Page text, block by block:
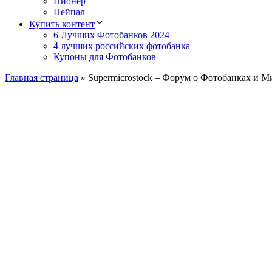
Пейпал
Купить контент
6 Лучших Фотобанков 2024
4 лучших российских фотобанка
Купоны для Фотобанков
Главная страница » Supermicrostock – Форум о Фотобанках и